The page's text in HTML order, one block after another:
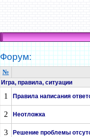
Форум:
№
Игра, правила, ситуации
1 Правила написания
2
Неотложка
3
Решение проблемы